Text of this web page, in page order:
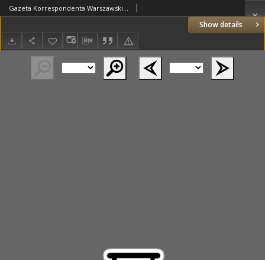
Show details
Gazeta Korrespondenta Warszawskiego i Zagranicznego. 1826 nr69